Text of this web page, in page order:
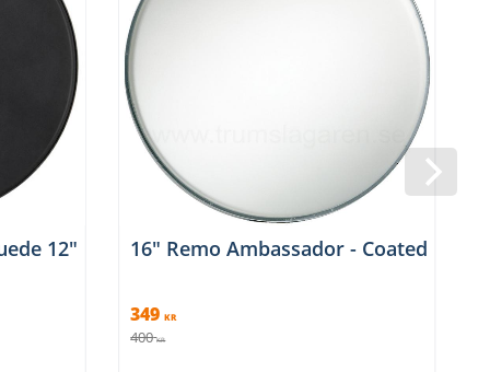
12″ 16" Remo Ambassador - Coated
349 KR
400 KR